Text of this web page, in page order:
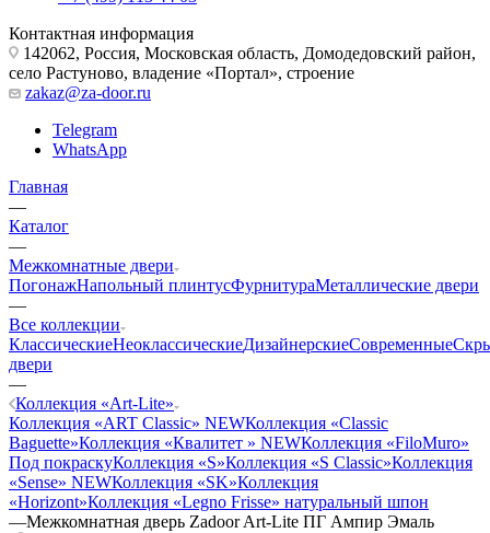
Контактная информация
142062, Россия, Московская область, Домодедовский район,
село Растуново, владение «Портал», строение
zakaz@za-door.ru
Telegram
WhatsApp
Главная
—
Каталог
—
Межкомнатные двери
ПогонажНапольный плинтусФурнитураМеталлические двери
—
Все коллекции
КлассическиеНеоклассическиеДизайнерскиеСовременные
двери
—
Коллекция «Art-Lite»
Коллекция «ART Classic» NEWКоллекция «Classic
Baguette»Коллекция «Квалитет » NEWКоллекция «FiloMuro»
Под покраскуКоллекция «S»Коллекция «S Classic»Коллекция
«Sense» NEWКоллекция «SK»Коллекция
«Horizont»Коллекция «Legno Frisse» натуральный шпон
—Межкомнатная дверь Zadoor Art-Lite ПГ Ампир Эмаль